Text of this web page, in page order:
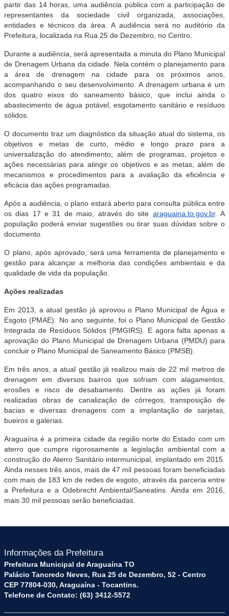
partir das 14 horas, uma audiência pública com a participação de
representantes da sociedade civil organizada, associações,
entidades e técnicos da área. A audiência será no auditório da
Prefeitura, localizada na Rua 25 de Dezembro, no Centro.
Durante a audiência, será apresentada a minuta do Plano Municipal
de Drenagem Urbana da cidade. Nela contém o planejamento para
a área de drenagem na cidade para os próximos anos,
acompanhando o seu desenvolvimento. A drenagem urbana é um
dos quatro eixos do saneamento básico, que inclui ainda o
abastecimento de água potável, esgotamento sanitário e resíduos
sólidos.
O documento traz um diagnóstico da situação atual do sistema, os
objetivos e metas de curto, médio e longo prazo para a
universalização do atendimento; além de programas, projetos e
ações necessárias para atingir os objetivos e as metas, além de
mecanismos e procedimentos para a avaliação da eficiência e
eficácia das ações programadas.
Após a audiência, o plano estará aberto para consulta pública entre
os dias 17 e 31 de maio, através do site araguaina.to.gov.br. A
população poderá enviar sugestões ou tirar suas dúvidas sobre o
documento.
O plano, após aprovado, será uma ferramenta de planejamento e
gestão para alcançar a melhoria das condições ambientais e da
qualidade de vida da população.
Ações realizadas
Em 2013, a atual gestão já aprovou o Plano Municipal de Água e
Esgoto (PMAE). No ano seguinte, foi o Plano Municipal de Gestão
Integrada de Resíduos Sólidos (PMGIRS). E agora falta apenas a
aprovação do Plano Municipal de Drenagem Urbana (PMDU) para
concluir o Plano Municipal de Saneamento Básico (PMSB).
Em três anos, a atual gestão já realizou mais de 22 mil metros de
drenagem em diversos bairros que sofriam com alagamentos,
erosões e risco de desabamento. Dentre as ações já foram
realizadas obras de canalização de córregos, transposição de
bacias e diversas drenagens com a implantação de sarjetas,
bueiros e galerias.
Araguaína é a primeira cidade da região norte do Estado com um
aterro que cumpre rigorosamente a legislação ambiental com a
construção do Aterro Sanitário intermunicipal, implantado em 2015.
Ainda nesses três anos, mais de 47 mil pessoas foram beneficiadas
com mais de 183 km de redes de esgoto, através da parceria entre
a Prefeitura e a Odebrecht Ambiental/Saneatins. Ainda em 2016,
mais 30 mil pessoas serão beneficiadas.
Informações da Prefeitura
Prefeitura Municipal de Araguaína TO
Palácio Tancredo Neves, Rua 25 de Dezembro, 52 - Centro
CEP 77804-030, Araguaína - Tocantins.
Telefone de Contato: (63) 3412-5572